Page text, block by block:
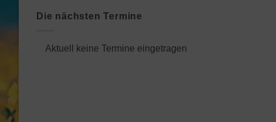
Die nächsten Termine
Aktuell keine Termine eingetragen